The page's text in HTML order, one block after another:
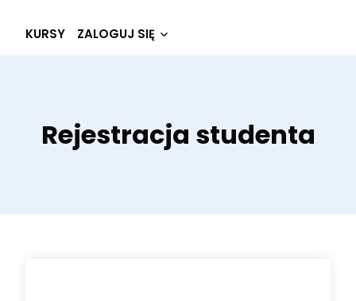
KURSY ZALOGUJ SIĘ
Rejestracja studenta